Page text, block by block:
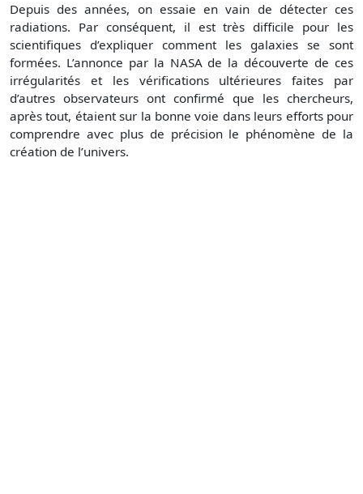
Depuis des années, on essaie en vain de détecter ces
radiations. Par conséquent, il est très difficile pour les
scientifiques d’expliquer comment les galaxies se sont
formées. L’annonce par la NASA de la découverte de ces
irrégularités et les vérifications ultérieures faites par
d’autres observateurs ont confirmé que les chercheurs,
après tout, étaient sur la bonne voie dans leurs efforts pour
comprendre avec plus de précision le phénomène de la
création de l’univers.